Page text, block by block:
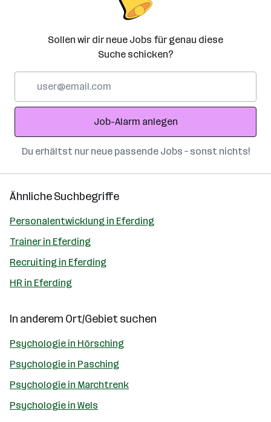
Sollen wir dir neue Jobs für genau diese
Suche schicken?
Adresse
Job-Alarm anlegen
Du erhältst nur neue passende Jobs – sonst nichts!
Ähnliche Suchbegriffe
Personalentwicklung in Eferding
Trainer in Eferding
Recruiting in Eferding
HR in Eferding
In anderem Ort/Gebiet suchen
Psychologie in Hörsching
Psychologie in Pasching
Psychologie in Marchtrenk
Psychologie in Wels